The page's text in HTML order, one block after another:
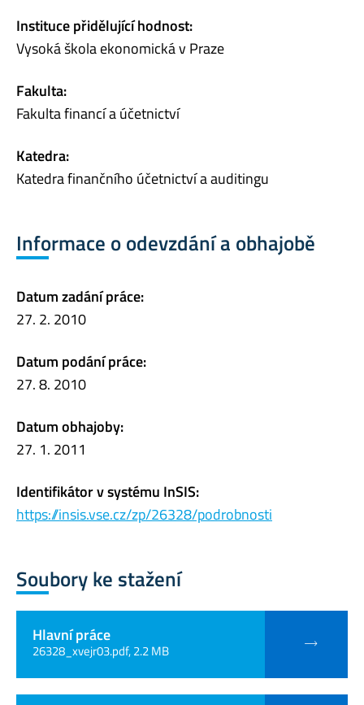
Instituce přidělující hodnost:
Vysoká škola ekonomická v Praze
Fakulta:
Fakulta financí a účetnictví
Katedra:
Katedra finančního účetnictví a auditingu
Informace o odevzdání a obhajobě
Datum zadání práce:
27. 2. 2010
Datum podání práce:
27. 8. 2010
Datum obhajoby:
27. 1. 2011
Identifikátor v systému InSIS:
https://insis.vse.cz/zp/26328/podrobnosti
Soubory ke stažení
Hlavní práce
26328_xvejr03.pdf, 2.2 MB